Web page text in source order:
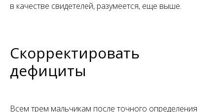
в качестве свидетелей, разумеется, еще выше.
Скорректировать
дефициты
Всем трем мальчикам после точного определения